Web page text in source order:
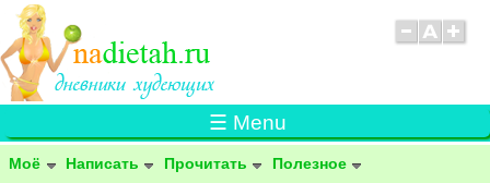
☰ Menu
Моё Написать Прочитать
Полезное